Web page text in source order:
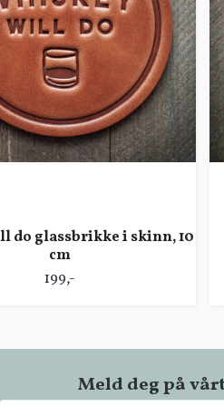
do glassbrikke i skinn, 10
cm
199,-
Meld deg på